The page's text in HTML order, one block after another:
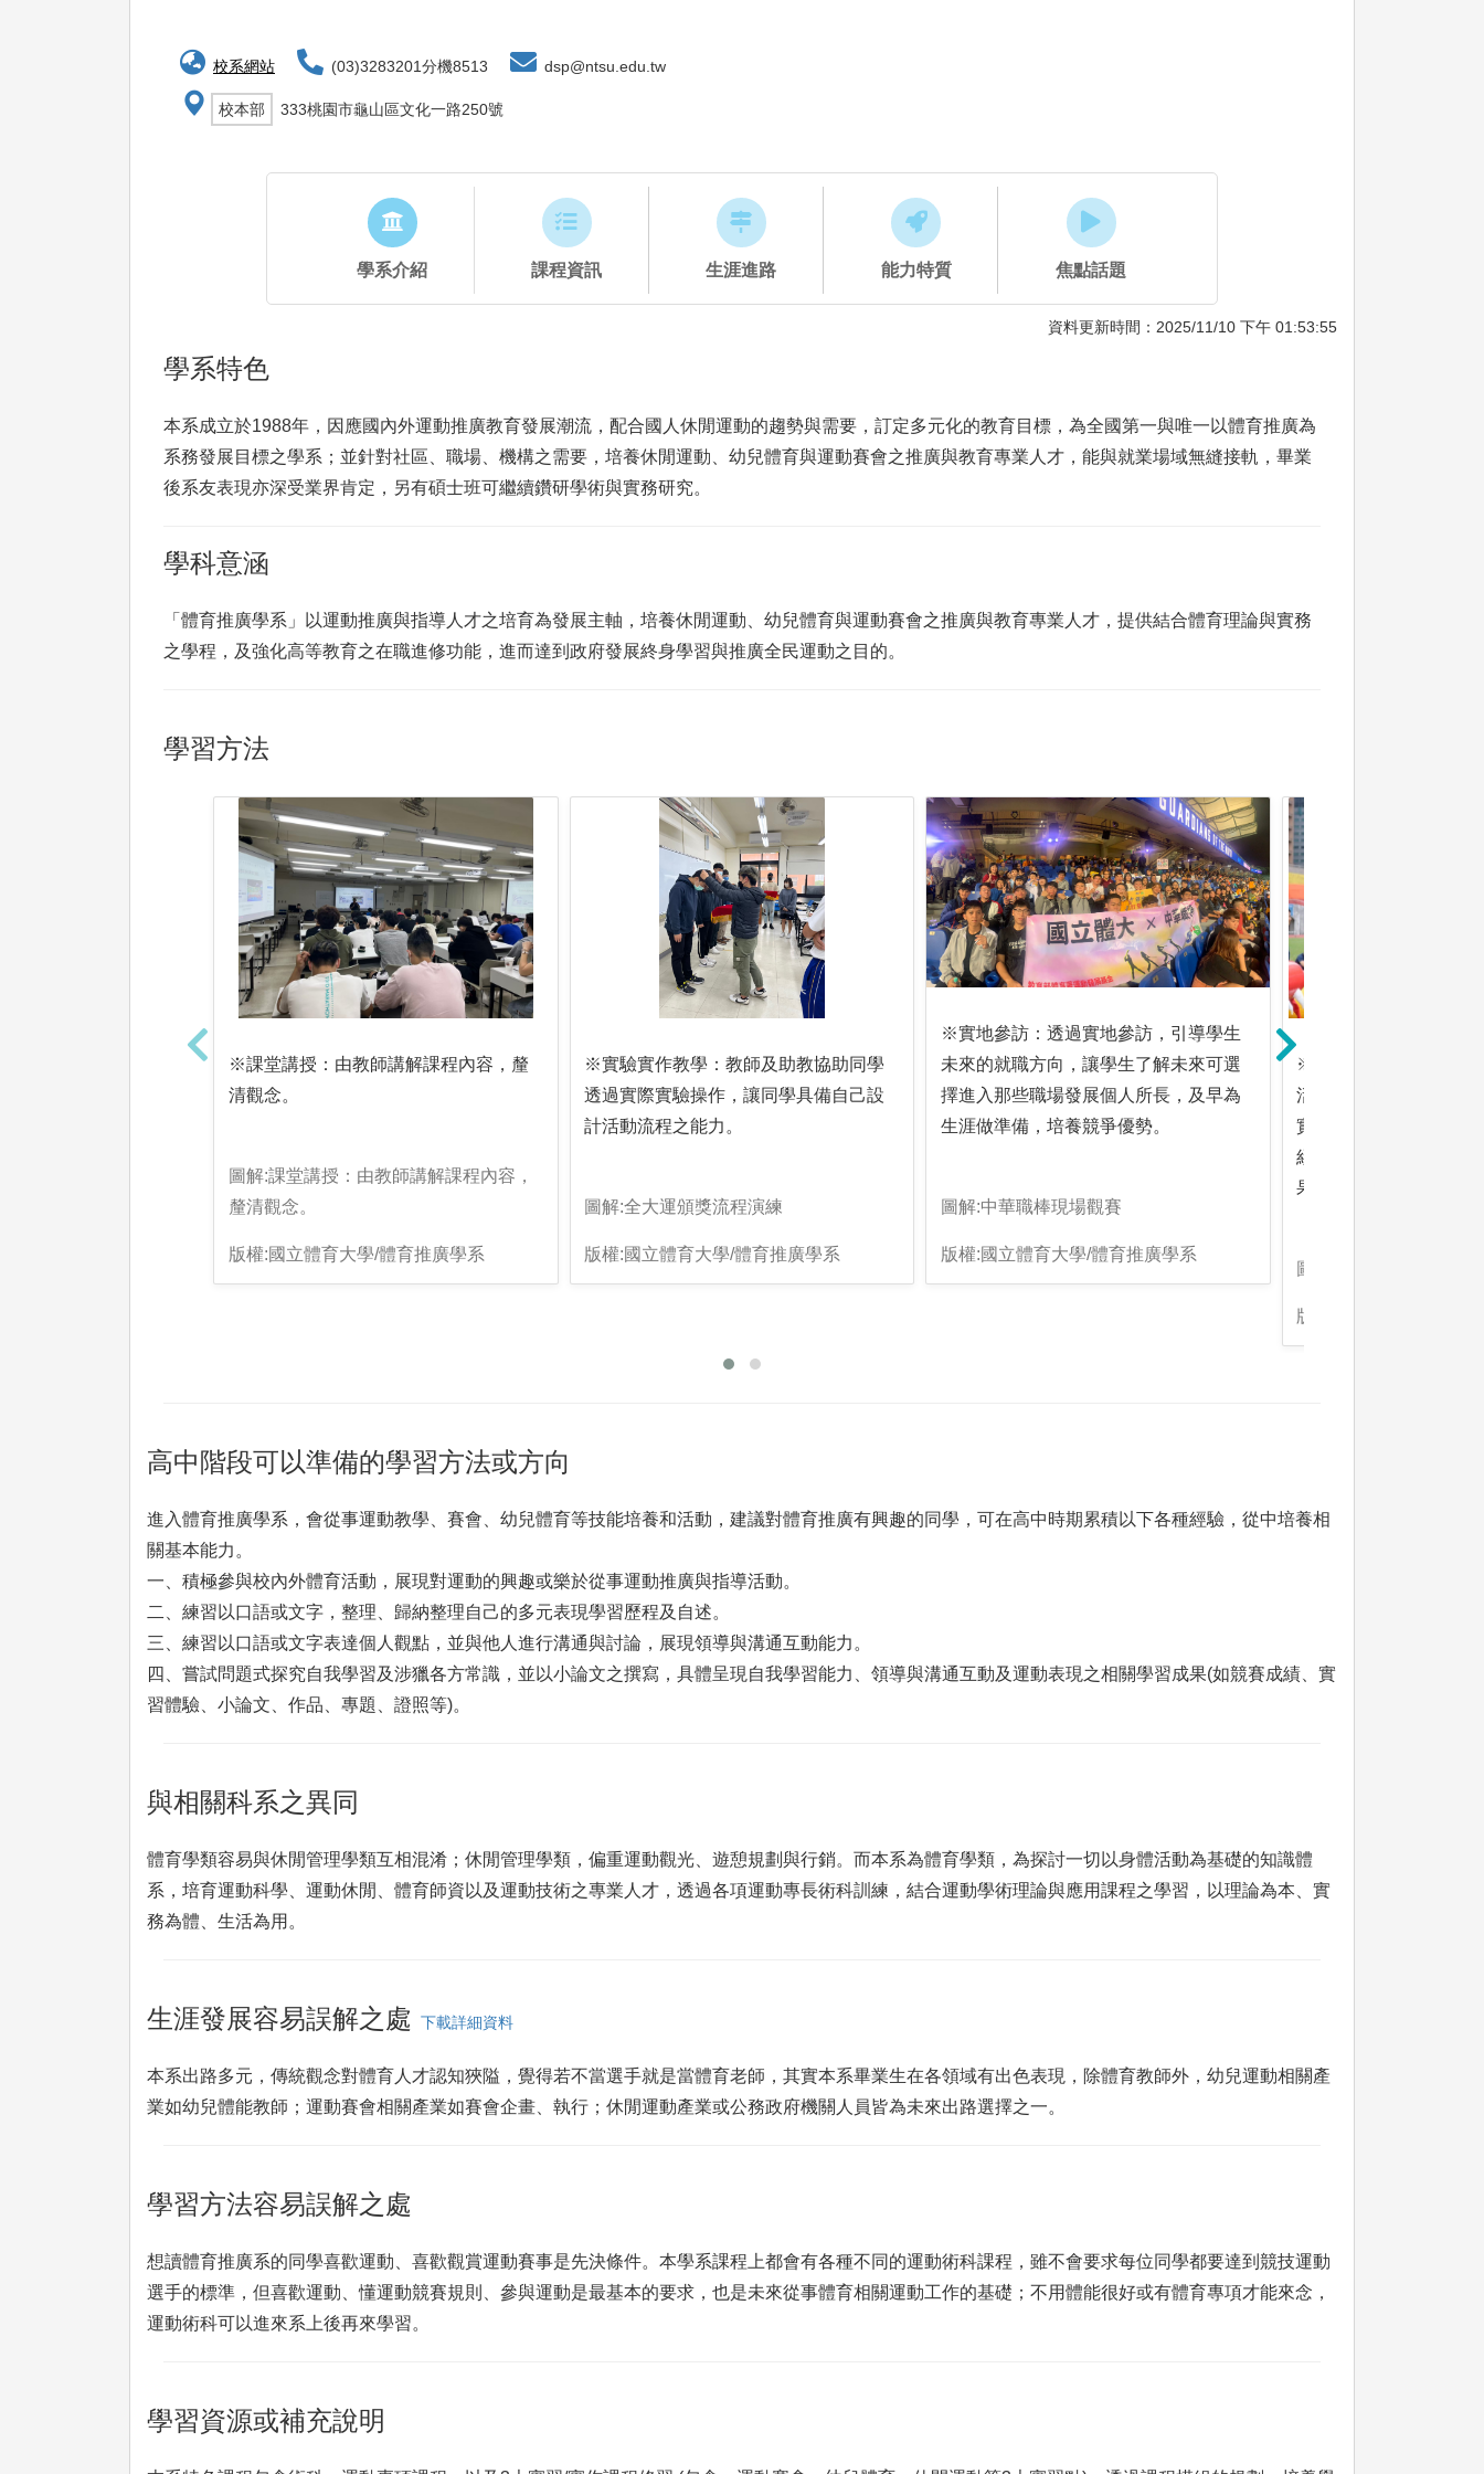
校系網站 (03)3283201分機8513 dsp@ntsu.edu.tw
校本部 333桃園市龜山區文化一路250號
學系介紹 課程資訊 生涯進路 能力特質 焦點話題
資料更新時間：2025/11/10 下午 01:53:55
學系特色
本系成立於1988年，因應國內外運動推廣教育發展潮流，配合國人休閒運動的趨勢與需要，訂定多元化的教育目標，為全國第一與唯一以體育推廣為
系務發展目標之學系；並針對社區、職場、機構之需要，培養休閒運動、幼兒體育與運動賽會之推廣與教育專業人才，能與就業場域無縫接軌，畢業
後系友表現亦深受業界肯定，另有碩士班可繼續鑽研學術與實務研究。
學科意涵
「體育推廣學系」以運動推廣與指導人才之培育為發展主軸，培養休閒運動、幼兒體育與運動賽會之推廣與教育專業人才，提供結合體育理論與實務
之學程，及強化高等教育之在職進修功能，進而達到政府發展終身學習與推廣全民運動之目的。
學習方法
※課堂講授：由教師講解課程內容，釐
清觀念。
圖解:課堂講授：由教師講解課程內容，
釐清觀念。
版權:國立體育大學/體育推廣學系
※實驗實作教學：教師及助教協助同學
透過實際實驗操作，讓同學具備自己設
計活動流程之能力。
圖解:全大運頒獎流程演練
版權:國立體育大學/體育推廣學系
※實地參訪：透過實地參訪，引導學生
未來的就職方向，讓學生了解未來可選
擇進入那些職場發展個人所長，及早為
生涯做準備，培養競爭優勢。
圖解:中華職棒現場觀賽
版權:國立體育大學/體育推廣學系
※實務活動：教師於校
活動設計、賽事安排，
實踐練習的機會，進而
經驗，以達到「做中學
果。
圖解:辦理各式賽事
版權:國立體育大學/體
高中階段可以準備的學習方法或方向
進入體育推廣學系，會從事運動教學、賽會、幼兒體育等技能培養和活動，建議對體育推廣有興趣的同學，可在高中時期累積以下各種經驗，從中培養相
關基本能力。
一、積極參與校內外體育活動，展現對運動的興趣或樂於從事運動推廣與指導活動。
二、練習以口語或文字，整理、歸納整理自己的多元表現學習歷程及自述。
三、練習以口語或文字表達個人觀點，並與他人進行溝通與討論，展現領導與溝通互動能力。
四、嘗試問題式探究自我學習及涉獵各方常識，並以小論文之撰寫，具體呈現自我學習能力、領導與溝通互動及運動表現之相關學習成果(如競賽成績、實
習體驗、小論文、作品、專題、證照等)。
與相關科系之異同
體育學類容易與休閒管理學類互相混淆；休閒管理學類，偏重運動觀光、遊憩規劃與行銷。而本系為體育學類，為探討一切以身體活動為基礎的知識體
系，培育運動科學、運動休閒、體育師資以及運動技術之專業人才，透過各項運動專長術科訓練，結合運動學術理論與應用課程之學習，以理論為本、實
務為體、生活為用。
生涯發展容易誤解之處 下載詳細資料
本系出路多元，傳統觀念對體育人才認知狹隘，覺得若不當選手就是當體育老師，其實本系畢業生在各領域有出色表現，除體育教師外，幼兒運動相關產
業如幼兒體能教師；運動賽會相關產業如賽會企畫、執行；休閒運動產業或公務政府機關人員皆為未來出路選擇之一。
學習方法容易誤解之處
想讀體育推廣系的同學喜歡運動、喜歡觀賞運動賽事是先決條件。本學系課程上都會有各種不同的運動術科課程，雖不會要求每位同學都要達到競技運動
選手的標準，但喜歡運動、懂運動競賽規則、參與運動是最基本的要求，也是未來從事體育相關運動工作的基礎；不用體能很好或有體育專項才能來念，
運動術科可以進來系上後再來學習。
學習資源或補充說明